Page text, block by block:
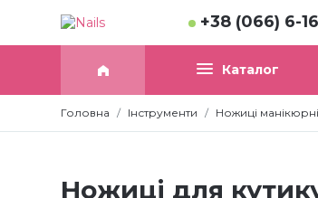
+38 (066) 6-
Каталог
Головна Інструменти Ножиці манікюрні
Ножиці для